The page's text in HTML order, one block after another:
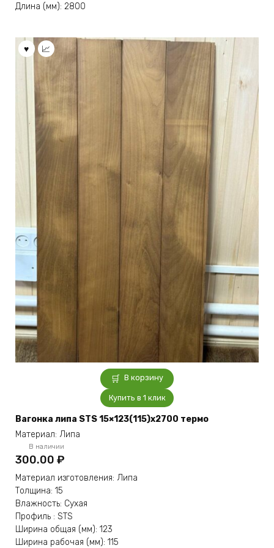
Длина (мм): 2800
В корзину
Купить в 1 клик
Вагонка липа STS 15×123(115)x2700 термо
Материал: Липа
В наличии
300.00 ₽
Материал изготовления: Липа
Толщина: 15
Влажность: Сухая
Профиль : STS
Ширина общая (мм): 123
Ширина рабочая (мм): 115